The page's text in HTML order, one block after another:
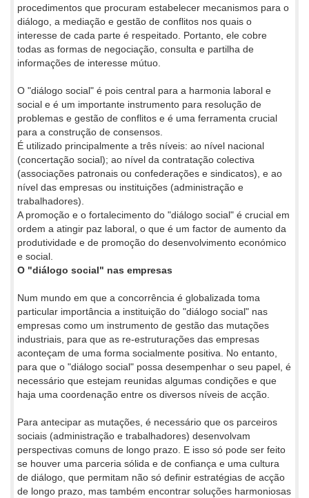
procedimentos que procuram estabelecer mecanismos para o
diálogo, a mediação e gestão de conflitos nos quais o
interesse de cada parte é respeitado. Portanto, ele cobre
todas as formas de negociação, consulta e partilha de
informações de interesse mútuo.
O "diálogo social" é pois central para a harmonia laboral e
social e é um importante instrumento para resolução de
problemas e gestão de conflitos e é uma ferramenta crucial
para a construção de consensos.
É utilizado principalmente a três níveis: ao nível nacional
(concertação social); ao nível da contratação colectiva
(associações patronais ou confederações e sindicatos), e ao
nível das empresas ou instituições (administração e
trabalhadores).
A promoção e o fortalecimento do "diálogo social" é crucial em
ordem a atingir paz laboral, o que é um factor de aumento da
produtividade e de promoção do desenvolvimento económico
e social.
O "diálogo social" nas empresas
Num mundo em que a concorrência é globalizada toma
particular importância a instituição do "diálogo social" nas
empresas como um instrumento de gestão das mutações
industriais, para que as re-estruturações das empresas
aconteçam de uma forma socialmente positiva. No entanto,
para que o "diálogo social" possa desempenhar o seu papel, é
necessário que estejam reunidas algumas condições e que
haja uma coordenação entre os diversos níveis de acção.
Para antecipar as mutações, é necessário que os parceiros
sociais (administração e trabalhadores) desenvolvam
perspectivas comuns de longo prazo. E isso só pode ser feito
se houver uma parceria sólida e de confiança e uma cultura
de diálogo, que permitam não só definir estratégias de acção
de longo prazo, mas também encontrar soluções harmoniosas